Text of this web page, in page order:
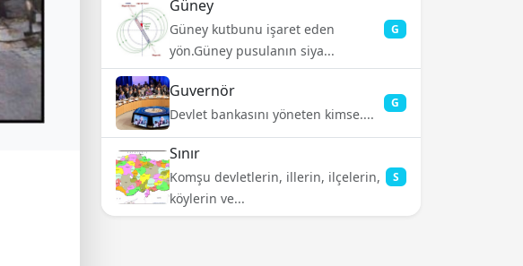
Güney
Güney kutbunu işaret eden
yön.Güney pusulanın siya...
G
Guvernör
Devlet bankasını yöneten kimse....
G
Sınır
Komşu devletlerin, illerin, ilçelerin,
köylerin ve...
S